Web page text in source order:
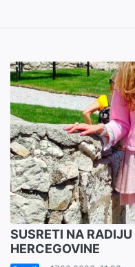
SUSRETI NA
HERCEGOVINE